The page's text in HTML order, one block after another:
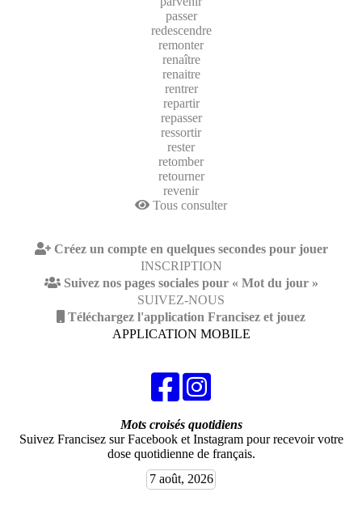
passer
redescendre
remonter
renaître
renaitre
rentrer
repartir
repasser
ressortir
rester
retomber
retourner
revenir
Tous consulter
Créez un compte en quelques secondes pour jouer
INSCRIPTION
Suivez nos pages sociales pour « Mot du jour »
SUIVEZ-NOUS
Téléchargez l'application Francisez et jouez
APPLICATION MOBILE
Mots croisés quotidiens
Suivez Francisez sur Facebook et Instagram pour recevoir votre
dose quotidienne de français.
7 août, 2026